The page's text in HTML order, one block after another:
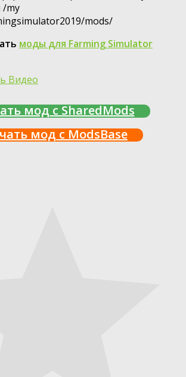
/my
mods/
моды для Farming Simulator
Видео
мод с SharedMods
мод с ModsBase